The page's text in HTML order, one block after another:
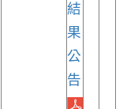
結
果
公
告